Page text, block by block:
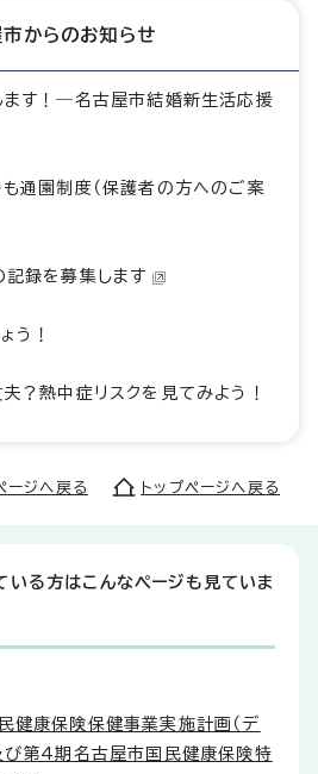
からのお知らせ
ます！―名古屋市結婚新生活応援
通園制度（保護者の方へのご案
録を募集します
う！
？熱中症リスクを見てみよう！
ージへ戻る トップページへ戻る
いる方はこんなページも見ていま
健康保険保健事業実施計画（デ
び第4期名古屋市国民健康保険特